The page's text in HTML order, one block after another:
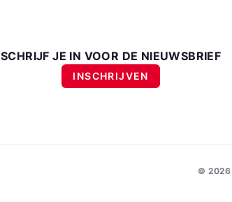
SCHRIJF JE IN VOOR DE NIEUWSBRIEF
INSCHRIJVEN
© 2026